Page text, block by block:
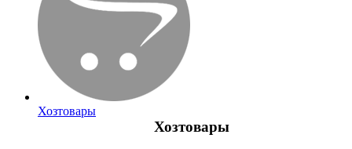
Хозтовары
Хозтовары